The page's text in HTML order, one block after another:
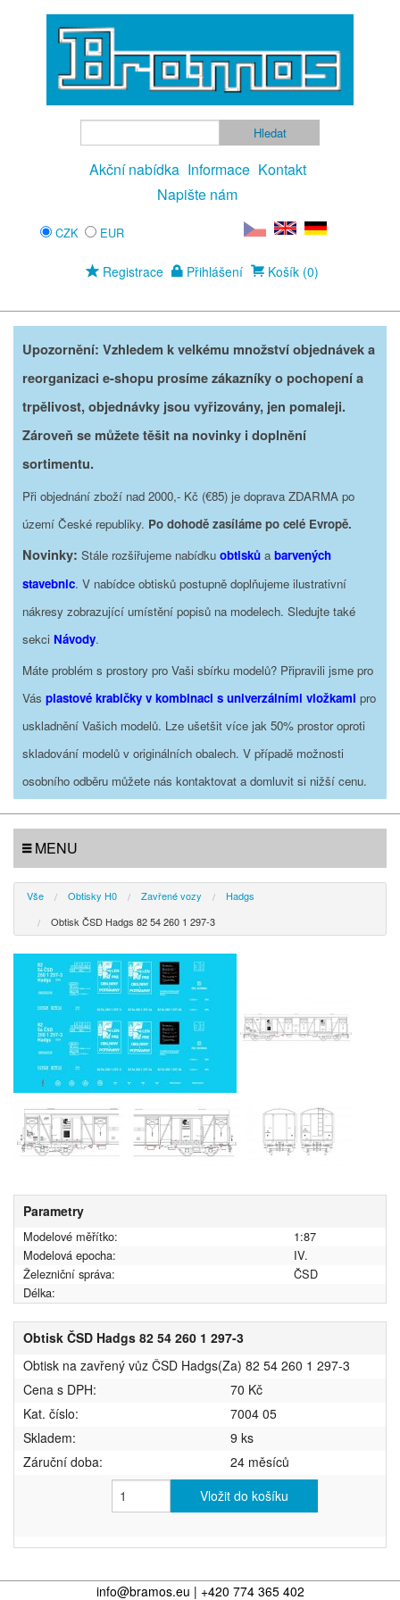
Akční nabídka Informace Kontakt
Napište nám
CZK EUR
Registrace Přihlášení Košík (0)
Upozornění: Vzhledem k velkému množství objednávek a
reorganizaci e-shopu prosíme zákazníky o pochopení a
trpělivost, objednávky jsou vyřizovány, jen pomaleji.
Zároveň se můžete těšit na novinky i doplnění
sortimentu.
Při objednání zboží nad 2000,- Kč (€85) je doprava ZDARMA po
území České republiky. Po dohodě zasíláme po celé Evropě.
Novinky: Stále rozšiřujeme nabídku obtisků a barvených
stavebnic. V nabídce obtisků postupně doplňujeme ilustrativní
nákresy zobrazující umístění popisů na modelech. Sledujte také
sekci Návody.
Máte problém s prostory pro Vaši sbírku modelů? Připravili jsme pro
Vás plastové krabičky v kombinaci s univerzálními vložkami pro
uskladnění Vašich modelů. Lze ušetšit více jak 50% prostor oproti
skladování modelů v originálních obalech. V případě možnosti
osobního odběru můžete nás kontaktovat a domluvit si nižší cenu.
MENU
Vše Obtisky H0 Zavřené vozy
Hadgs
Obtisk ČSD Hadgs 82 54 260 1 297-3
Parametry
Modelové měřítko:
1:87
Modelová epocha:
IV.
Železniční správa:
ČSD
Délka:
Obtisk ČSD Hadgs 82 54 260 1 297-3
Obtisk na zavřený vůz ČSD Hadgs(Za) 82 54 260 1 297-3
Cena s DPH:
70 Kč
Kat. číslo:
7004 05
Skladem:
9 ks
Záruční doba:
24 měsíců
Vložit do košíku
info@bramos.eu | +420 774 365 402